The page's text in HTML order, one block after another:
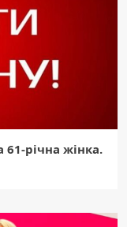
61-річна жінка.